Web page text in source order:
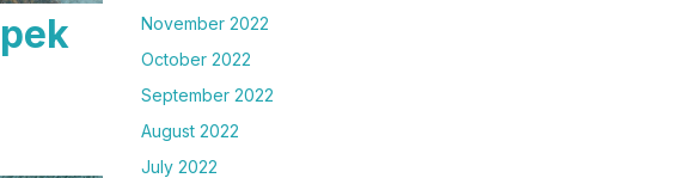
November 2022
October 2022
September 2022
August 2022
July 2022